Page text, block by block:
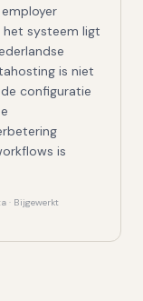
het systeem ligt
is niet
configuratie
is
· Bijgewerkt